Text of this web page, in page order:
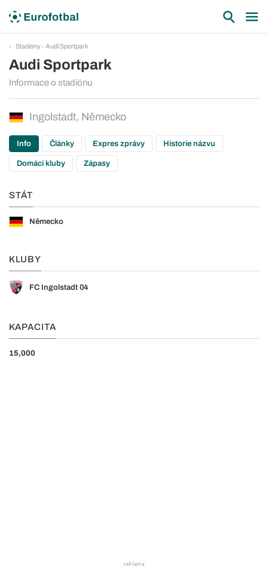
Stadióny - Audi Sportpark
Audi Sportpark
Informace o stadiónu
Ingolstadt, Německo
Info Články Expres zprávy Historie názvu
Domácí kluby Zápasy
STÁT
Německo
KLUBY
FC Ingolstadt 04
KAPACITA
15,000